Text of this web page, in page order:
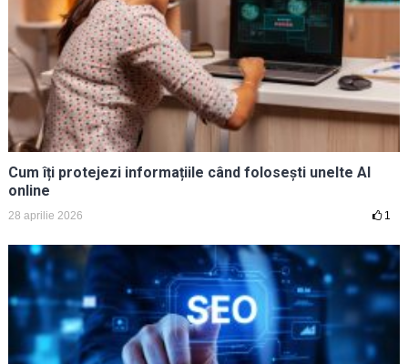
Cum îți protejezi informațiile când folosești unelte AI
online
28 aprilie 2026 1